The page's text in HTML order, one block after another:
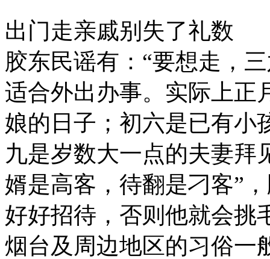
出门走亲戚别失了礼数
胶东民谣有：“要想走，
适合外出办事。实际上正
娘的日子；初六是已有小
九是岁数大一点的夫妻拜
婿是高客，待翻是刁客”
好好招待，否则他就会挑
烟台及周边地区的习俗一